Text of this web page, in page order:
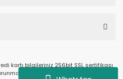
kartı bilgileriniz 256bit SSL sertifikası